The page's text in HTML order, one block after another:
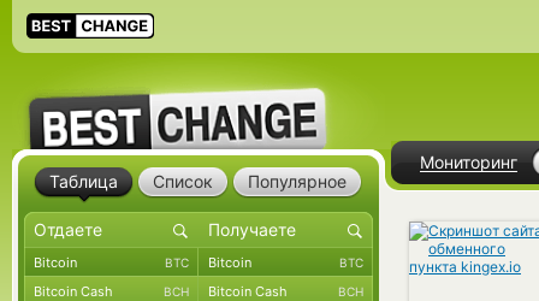
Мониторинг
Таблица Список Популярное
Bitcoin BTC Bitcoin BTC
Bitcoin Cash BCH Bitcoin Cash BCH